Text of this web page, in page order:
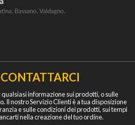
informazione sui prodotti, o sulle
Il nostro Servizio Clienti è a tua disposizione
e sulle condizioni dei prodotti, sui tempi
nella creazione del tuo ordine.